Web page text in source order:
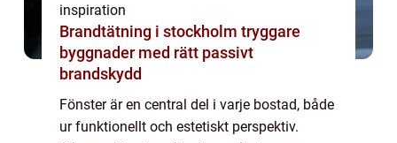
inspiration
Brandtätning i stockholm tryggare
byggnader med rätt passivt
brandskydd
Fönster är en central del i varje bostad, både
ur funktionellt och estetiskt perspektiv.